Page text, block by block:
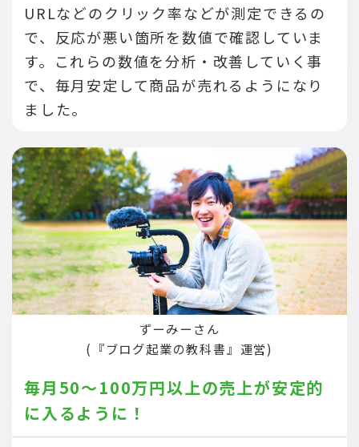
URLなどのクリック率などが測定できるの
で、反応が悪い箇所を数値で確認していま
す。
これらの数値を分析・改善していく事
で、毎月安定して商品が売れるようになり
ました。
ずーみーさん
(『ブログ起業の教科書』運営)
毎月50～100万円以上の売上が安定的
に入るように！